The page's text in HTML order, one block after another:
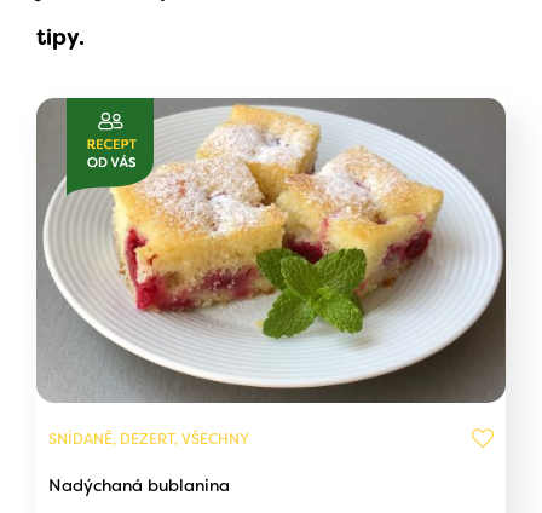
tipy.
SNÍDANĚ, DEZERT, VŠECHNY
Nadýchaná bublanina